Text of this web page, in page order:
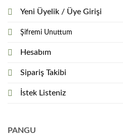
Yeni Üyelik / Üye Girişi
Şifremi Unuttum
Hesabım
Sipariş Takibi
İstek Listeniz
PANGU